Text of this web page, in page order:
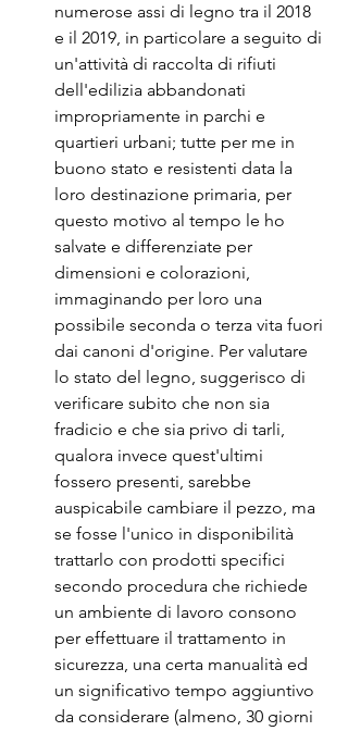
numerose assi di legno tra il 2018
e il 2019, in particolare a seguito di
un'attività di raccolta di rifiuti
dell'edilizia abbandonati
impropriamente in parchi e
quartieri urbani; tutte per me in
buono stato e resistenti data la
loro destinazione primaria, per
questo motivo al tempo le ho
salvate e differenziate per
dimensioni e colorazioni,
immaginando per loro una
possibile seconda o terza vita fuori
dai canoni d'origine. Per valutare
lo stato del legno, suggerisco di
verificare subito che non sia
fradicio e che sia privo di tarli,
qualora invece quest'ultimi
fossero presenti, sarebbe
auspicabile cambiare il pezzo, ma
se fosse l'unico in disponibilità
trattarlo con prodotti specifici
secondo procedura che richiede
un ambiente di lavoro consono
per effettuare il trattamento in
sicurezza, una certa manualità ed
un significativo tempo aggiuntivo
da considerare (almeno, 30 giorni